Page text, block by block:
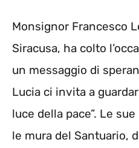
Monsignor Francesco
Siracusa, ha colto
un messaggio di
Lucia ci invita a
luce della pace”. Le
le mura del Santuario,